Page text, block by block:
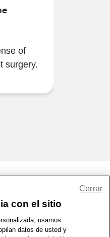
of
surgery.
de Uso | Accesibilidad
Policy | Mapa del sitio
con el sitio
usamos
datos de usted y
Cerrar